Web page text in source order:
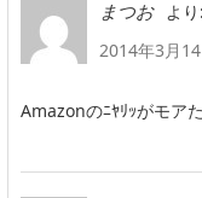
まつお
より:
2014年3月
Amazonのﾆﾔﾘｯがモア